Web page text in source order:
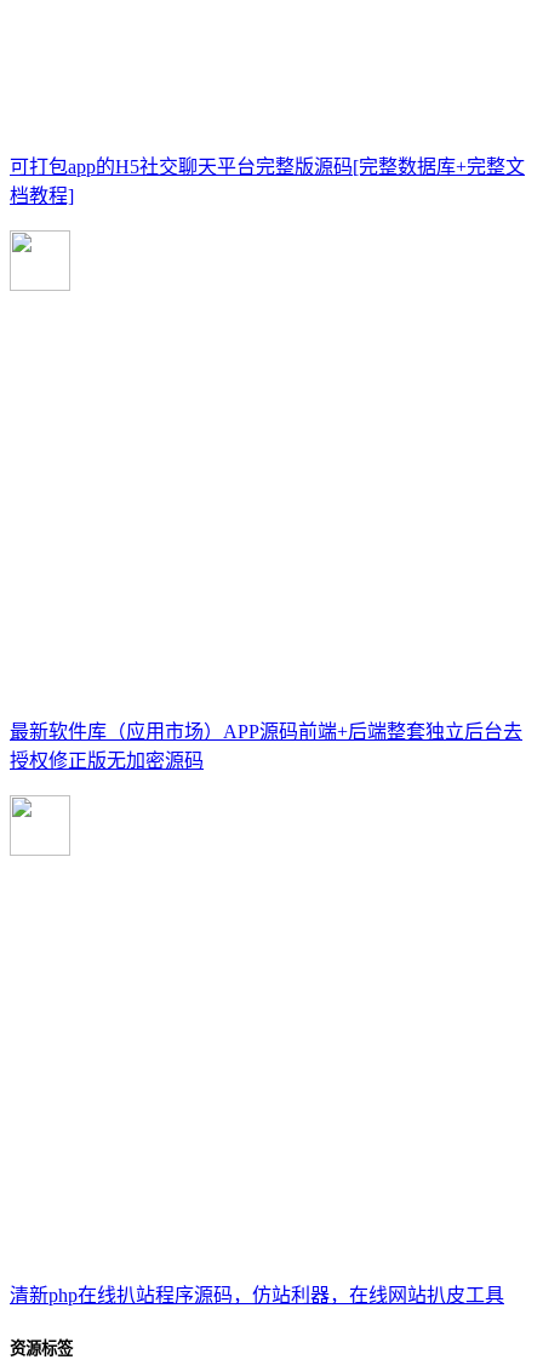
可打包app的H5社交聊天平台完整版源码[完整数据库+完整文
档教程]
最新软件库（应用市场）APP源码前端+后端整套独立后台去
授权修正版无加密源码
清新php在线扒站程序源码，仿站利器，在线网站扒皮工具
资源标签